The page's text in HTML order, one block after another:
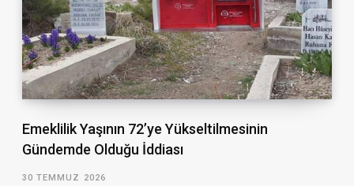
Emeklilik Yaşının 72’ye Yükseltilmesinin
Gündemde Olduğu İddiası
30 TEMMUZ 2026